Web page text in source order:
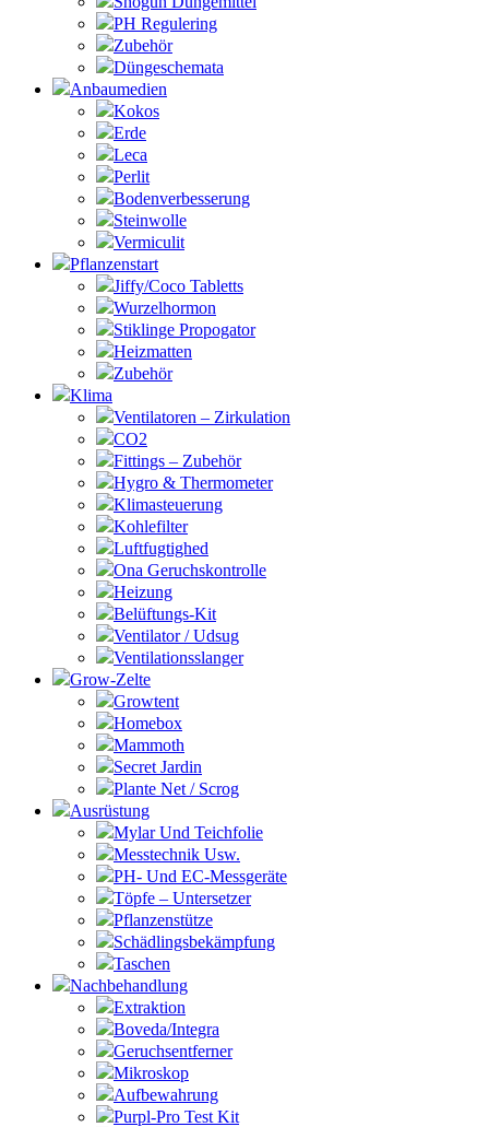
PH Regulering
Zubehör
Düngeschemata
Anbaumedien
Kokos
Erde
Leca
Perlit
Bodenverbesserung
Steinwolle
Vermiculit
Pflanzenstart
Jiffy/Coco Tabletts
Wurzelhormon
Stiklinge Propogator
Heizmatten
Zubehör
Klima
Ventilatoren – Zirkulation
CO2
Fittings – Zubehör
Hygro & Thermometer
Klimasteuerung
Kohlefilter
Luftfugtighed
Ona Geruchskontrolle
Heizung
Belüftungs-Kit
Ventilator / Udsug
Ventilationsslanger
Grow-Zelte
Growtent
Homebox
Mammoth
Secret Jardin
Plante Net / Scrog
Ausrüstung
Mylar Und Teichfolie
Messtechnik Usw.
PH- Und EC-Messgeräte
Töpfe – Untersetzer
Pflanzenstütze
Schädlingsbekämpfung
Taschen
Nachbehandlung
Extraktion
Boveda/Integra
Geruchsentferner
Mikroskop
Aufbewahrung
Purpl-Pro Test Kit